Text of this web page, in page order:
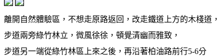
離開自然體驗區，不想走原路返回，改走鐵道上方的木棧道，
步道兩旁綠竹林立，微風徐徐，頓覺清幽而雅致，
步道另一端從綠竹林區上來之後，再沿著柏油路前行5-6分